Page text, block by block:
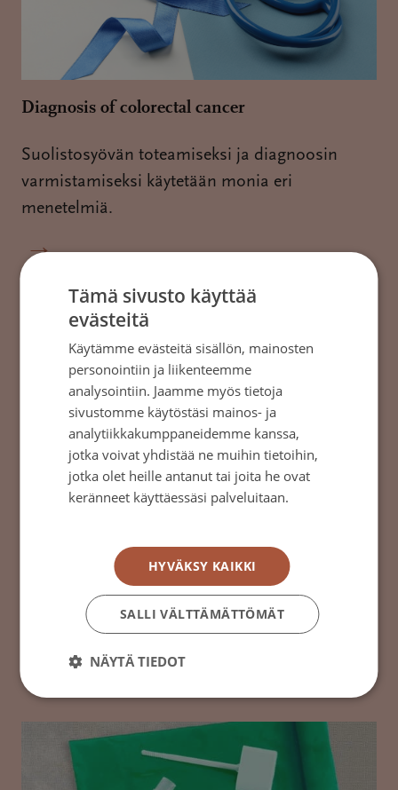
Diagnosis of colorectal cancer
Suolistosyövän toteamiseksi ja diagnoosin
varmistamiseksi käytetään monia eri
menetelmiä.
→
Suolistosyövän hoito on aina yksilöllistä ja
siihen vaikuttavat monet tekijät.
Tämä sivusto käyttää
evästeitä
Käytämme evästeitä sisällön, mainosten
personointiin ja liikenteemme
analysointiin. Jaamme myös tietoja
sivustomme käytöstäsi mainos- ja
analytiikkakumppaneidemme kanssa,
jotka voivat yhdistää ne muihin tietoihin,
jotka olet heille antanut tai joita he ovat
keränneet käyttäessäsi palveluitaan.
HYVÄKSY KAIKKI
SALLI VÄLTTÄMÄTTÖMÄT
NÄYTÄ TIEDOT